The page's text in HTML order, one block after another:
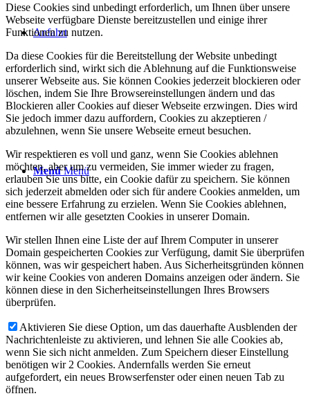
Anfahrt
Menü Menü
Diese Cookies sind unbedingt erforderlich, um Ihnen über unsere
Webseite verfügbare Dienste bereitzustellen und einige ihrer
Funktionen zu nutzen.
Da diese Cookies für die Bereitstellung der Website unbedingt
erforderlich sind, wirkt sich die Ablehnung auf die Funktionsweise
unserer Webseite aus. Sie können Cookies jederzeit blockieren oder
löschen, indem Sie Ihre Browsereinstellungen ändern und das
Blockieren aller Cookies auf dieser Webseite erzwingen. Dies wird
Sie jedoch immer dazu auffordern, Cookies zu akzeptieren /
abzulehnen, wenn Sie unsere Webseite erneut besuchen.
Wir respektieren es voll und ganz, wenn Sie Cookies ablehnen
möchten, aber um zu vermeiden, Sie immer wieder zu fragen,
erlauben Sie uns bitte, ein Cookie dafür zu speichern. Sie können
sich jederzeit abmelden oder sich für andere Cookies anmelden, um
eine bessere Erfahrung zu erzielen. Wenn Sie Cookies ablehnen,
entfernen wir alle gesetzten Cookies in unserer Domain.
Wir stellen Ihnen eine Liste der auf Ihrem Computer in unserer
Domain gespeicherten Cookies zur Verfügung, damit Sie überprüfen
können, was wir gespeichert haben. Aus Sicherheitsgründen können
wir keine Cookies von anderen Domains anzeigen oder ändern. Sie
können diese in den Sicherheitseinstellungen Ihres Browsers
überprüfen.
Aktivieren Sie diese Option, um das dauerhafte Ausblenden der
Nachrichtenleiste zu aktivieren, und lehnen Sie alle Cookies ab,
wenn Sie sich nicht anmelden. Zum Speichern dieser Einstellung
benötigen wir 2 Cookies. Andernfalls werden Sie erneut
aufgefordert, ein neues Browserfenster oder einen neuen Tab zu
öffnen.